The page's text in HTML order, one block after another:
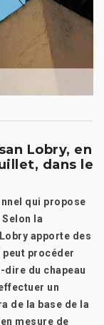
Lobry, en
dans le
qui propose
la
apporte des
procéder
dire du chapeau
un
de la base de la
mesure de